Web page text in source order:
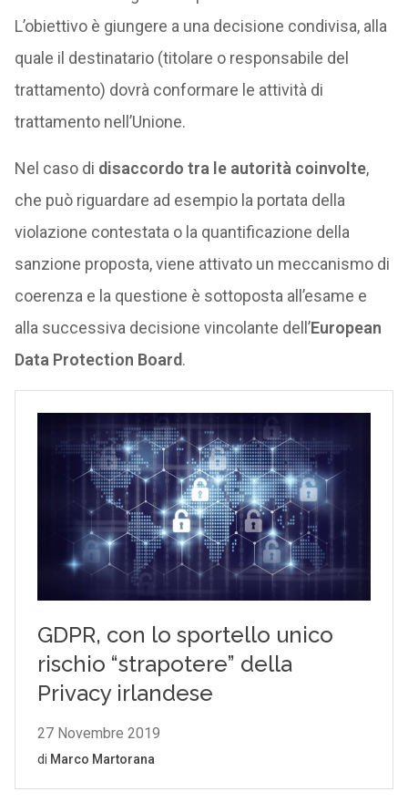
L’obiettivo è giungere a una decisione condivisa, alla
quale il destinatario (titolare o responsabile del
trattamento) dovrà conformare le attività di
trattamento nell’Unione.
Nel caso di disaccordo tra le autorità coinvolte,
che può riguardare ad esempio la portata della
violazione contestata o la quantificazione della
sanzione proposta, viene attivato un meccanismo di
coerenza e la questione è sottoposta all’esame e
alla successiva decisione vincolante dell’European
Data Protection Board.